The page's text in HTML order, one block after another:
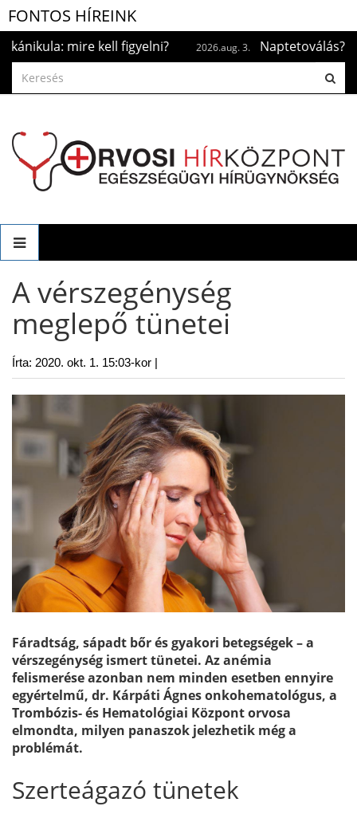
FONTOS HÍREINK
mire kell figyelni? 2026.aug. 3. Naptetoválás? Ha
A vérszegénység
meglepő tünetei
Írta: 2020. okt. 1. 15:03-kor |
Fáradtság, sápadt bőr és gyakori betegségek – a
vérszegénység ismert tünetei. Az anémia
felismerése azonban nem minden esetben ennyire
egyértelmű, dr. Kárpáti Ágnes onkohematológus, a
Trombózis- és Hematológiai Központ orvosa
elmondta, milyen panaszok jelezhetik még a
problémát.
Szerteágazó tünetek